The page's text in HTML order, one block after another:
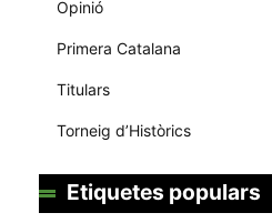
Opinió
Primera Catalana
Titulars
Torneig d’Històrics
Etiquetes populars